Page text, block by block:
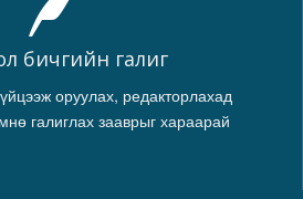
бичгийн галиг
оруулах, редакторлахад
галиглах зааврыг хараарай